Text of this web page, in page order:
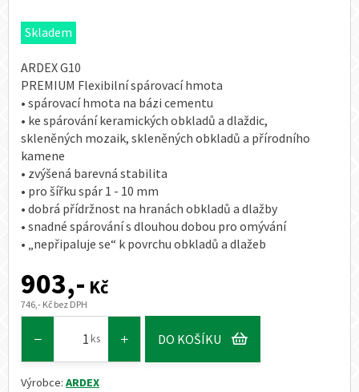
Skladem
ARDEX G10
PREMIUM Flexibilní spárovací hmota
• spárovací hmota na bázi cementu
• ke spárování keramických obkladů a dlaždic,
skleněných mozaik, skleněných obkladů a přírodního
kamene
• zvýšená barevná stabilita
• pro šířku spár 1 - 10 mm
• dobrá přídržnost na hranách obkladů a dlažby
• snadné spárování s dlouhou dobou pro omývání
• „nepřipaluje se“ k povrchu obkladů a dlažeb
903,- Kč
746,- Kč bez DPH
ks DO KOŠÍKU
Výrobce: ARDEX